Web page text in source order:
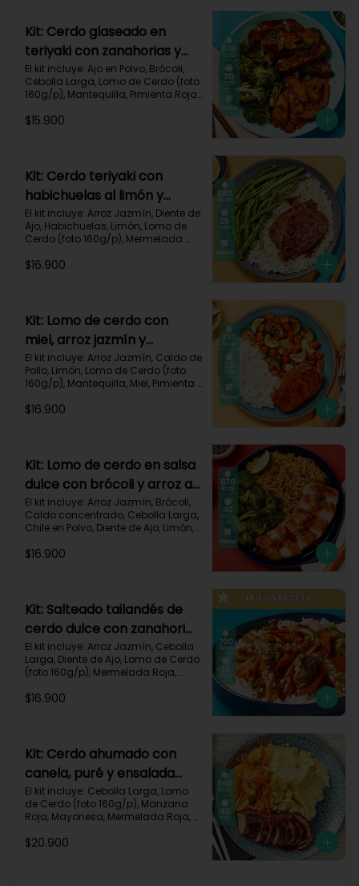
Kit: Cerdo glaseado en
teriyaki con zanahorias y
brócoli asados-125
El kit incluye: Ajo en Polvo, Brócoli,
Cebolla Larga, Lomo de Cerdo (foto
160g/p), Mantequilla, Pimienta Roja,
Impresa.
$15.900
Kit: Cerdo teriyaki con
habichuelas al limón y
arroz al ajillo-3
El kit incluye: Arroz Jazmín, Diente de
Ajo, Habichuelas, Limón, Lomo de
Cerdo (foto 160g/p), Mermelada
Impresa.
$16.900
Kit: Lomo de cerdo con
miel, arroz jazmín y
verduras al limón-76
El kit incluye: Arroz Jazmín, Caldo de
Pollo, Limón, Lomo de Cerdo (foto
160g/p), Mantequilla, Miel, Pimienta
Receta Impresa.
$16.900
Kit: Lomo de cerdo en salsa
dulce con brócoli y arroz al
chile-91
El kit incluye: Arroz Jazmín, Brócoli,
Caldo concentrado, Cebolla Larga,
Chile en Polvo, Diente de Ajo, Limón,
Mantequilla, Mermelada Roja,
Proteínas 31g
$16.900
Kit: Salteado tailandés de
cerdo dulce con zanahorias
y arroz-141
El kit incluye: Arroz Jazmín, Cebolla
Larga, Diente de Ajo, Lomo de Cerdo
(foto 160g/p), Mermelada Roja,
Paprika, Zanahoria, Receta Impresa.
$16.900
Kit: Cerdo ahumado con
canela, puré y ensalada
dulce-2
El kit incluye: Cebolla Larga, Lomo
de Cerdo (foto 160g/p), Manzana
Roja, Mayonesa, Mermelada Roja,
Cinnamon Paprika, Sour Cream,
$20.900